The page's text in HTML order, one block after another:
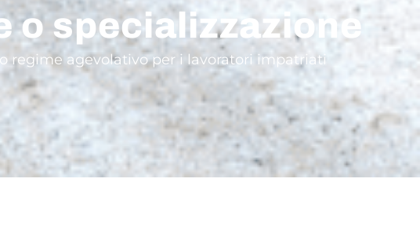
o specializzazione
regime agevolativo per i lavoratori impatriati